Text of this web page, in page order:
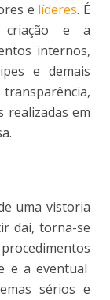
e líderes. É
criação e a
internos,
e demais
realizadas em
uma vistoria
daí, torna-se
e a eventual
sérios e